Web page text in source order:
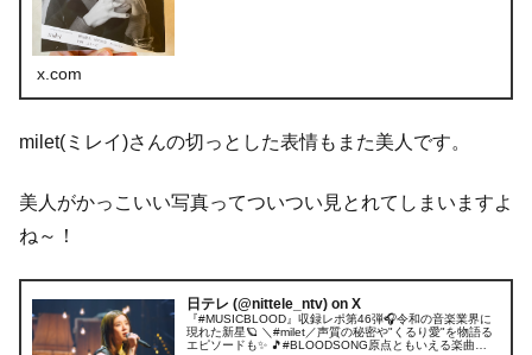
x.com
milet(ミレイ)さんの切っとした表情もまた美人です。
美人がかっこいい写真ってついつい見とれてしまいますよ
ね～！
日テレ (@nittele_ntv) on X
『#MUSICBLOOD』収録レポ第46弾🎧令和の音楽業界に
現れた新星🪐 ＼#milet／声質の秘密や"くるり愛"を物語る
エピソードも✨ 🎵#BLOODSONG原点ともいえる楽曲🤲🏼